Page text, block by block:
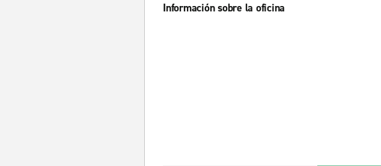
Información sobre la oficina